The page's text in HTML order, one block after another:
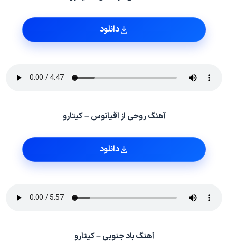
دانلود
آهنگ روحی از اقیانوس – کیتارو
دانلود
آهنگ باد جنوبی – کیتارو